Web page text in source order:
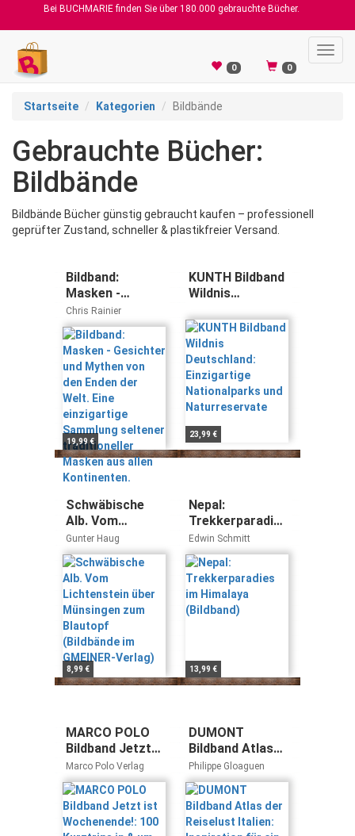
Bei BUCHMARIE finden Sie über 180.000 gebrauchte Bücher.
0 0
Startseite Kategorien Bildbände
Gebrauchte Bücher:
Bildbände
Bildbände Bücher günstig gebraucht kaufen – professionell
geprüfter Zustand, schneller & plastikfreier Versand.
Bildband:
Masken -
Gesichter und
Mythen von den
Enden der Welt.
Eine einzigartige
Sammlung
seltener
traditioneller
Masken aus
allen
Kontinenten.
Chris Rainier
19,99 €
KUNTH Bildband
Wildnis
Einzigartige
Nationalparks
und
Naturreservate
23,99 €
Schwäbische
Alb. Vom
Lichtenstein
über Münsingen
zum Blautopf
(Bildbände im
GMEINER-
Verlag)
Gunter Haug
8,99 €
Nepal:
Trekkerparadies
im Himalaya
(Bildband)
Edwin Schmitt
13,99 €
MARCO POLO
Bildband Jetzt
ist
Wochenende!:
100 Kurztrips in
& um
Deutschland
Marco Polo Verlag
DUMONT
Bildband Atlas
der Reiselust
Italien:
Inspiration für
ein ganzes
Leben
Philippe Gloaguen